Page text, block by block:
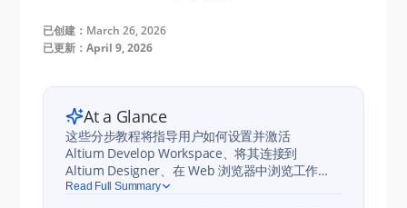
已创建：March 26, 2026
已更新：April 9, 2026
At a Glance
这些分步教程将指导用户如何设置并激活
Altium Develop Workspace、将其连接到
Altium Designer、在 Web 浏览器中浏览工作
区，以及邀请和管理用户，从而帮助团队快速完成
Read Full Summary